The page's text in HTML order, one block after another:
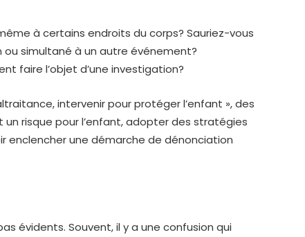
à certains endroits du corps? Sauriez-vous
simultané à un autre événement?
faire l’objet d’une investigation?
intervenir pour protéger l’enfant », des
risque pour l’enfant, adopter des stratégies
enclencher une démarche de dénonciation
évidents. Souvent, il y a une confusion qui